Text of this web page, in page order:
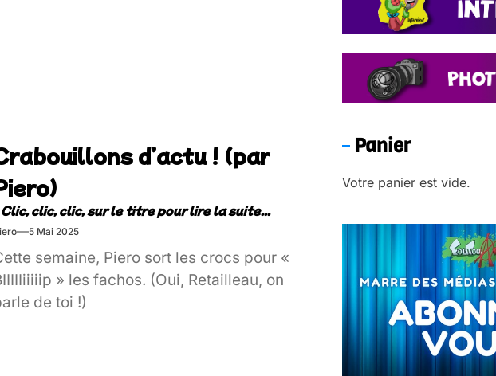
d’actu ! (par
5 Mai 2025
semaine, Piero sort les crocs pour «
» les fachos. (Oui, Retailleau, on
de toi !)
Panier
Votre panier est vide.